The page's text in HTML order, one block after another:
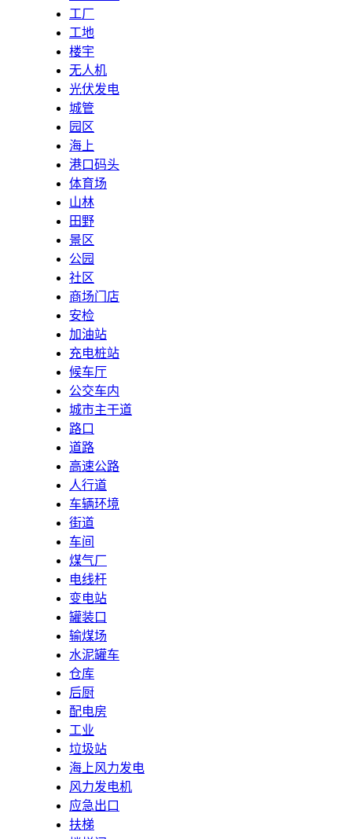
工厂
工地
楼宇
无人机
光伏发电
城管
园区
海上
港口码头
体育场
山林
田野
景区
公园
社区
商场门店
安检
加油站
充电桩站
候车厅
公交车内
城市主干道
路口
道路
高速公路
人行道
车辆环境
街道
车间
煤气厂
电线杆
变电站
罐装口
输煤场
水泥罐车
仓库
后厨
配电房
工业
垃圾站
海上风力发电
风力发电机
应急出口
扶梯